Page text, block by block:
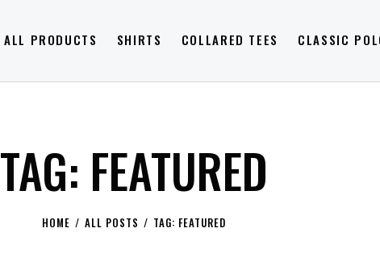
ALL PRODUCTS SHIRTS COLLARED TEES CLASSIC
TAG: FEATURED
HOME ALL POSTS TAG: FEATURED